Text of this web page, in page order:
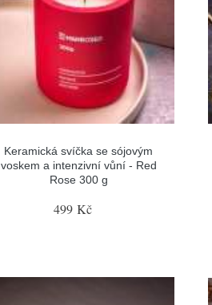
Keramická svíčka se sójovým
voskem a intenzivní vůní - Red
Rose 300 g
499 Kč